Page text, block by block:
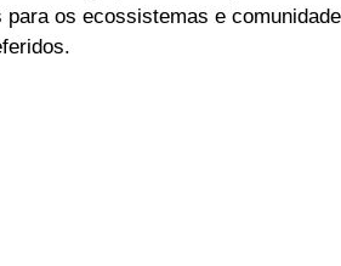
os ecossistemas e